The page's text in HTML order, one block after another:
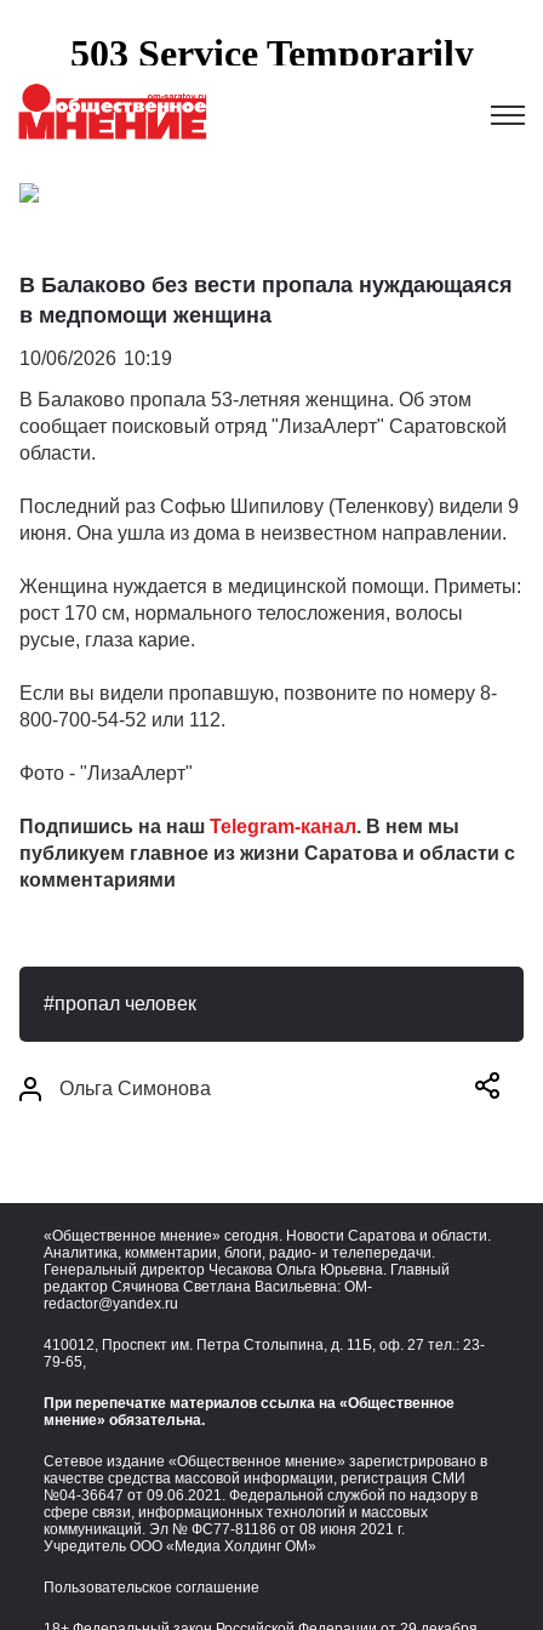
В Балаково без вести пропала нуждающаяся
в медпомощи женщина
10/06/2026 10:19
В Балаково пропала 53-летняя женщина. Об этом
сообщает поисковый отряд "ЛизаАлерт" Саратовской
области.
Последний раз Софью Шипилову (Теленкову) видели 9
июня. Она ушла из дома в неизвестном направлении.
Женщина нуждается в медицинской помощи. Приметы:
рост 170 см, нормального телосложения, волосы
русые, глаза карие.
Если вы видели пропавшую, позвоните по номеру 8-
800-700-54-52 или 112.
Фото - "ЛизаАлерт"
Подпишись на наш Telegram-канал. В нем мы
публикуем главное из жизни Саратова и области с
комментариями
пропал человек
Ольга Симонова
«Общественное мнение» сегодня. Новости Саратова и области.
Аналитика, комментарии, блоги, радио- и телепередачи.
Генеральный директор Чесакова Ольга Юрьевна. Главный
редактор Сячинова Светлана Васильевна: OM-
redactor@yandex.ru
410012, Проспект им. Петра Столыпина, д. 11Б, оф. 27 тел.: 23-
79-65,
При перепечатке материалов ссылка на «Общественное
мнение» обязательна.
Сетевое издание «Общественное мнение» зарегистрировано в
качестве средства массовой информации, регистрация СМИ
№04-36647 от 09.06.2021. Федеральной службой по надзору в
сфере связи, информационных технологий и массовых
коммуникаций. Эл № ФС77-81186 от 08 июня 2021 г.
Учредитель ООО «Медиа Холдинг ОМ»
Пользовательское соглашение